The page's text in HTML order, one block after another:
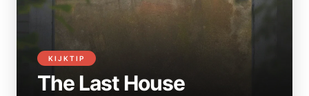
KIJKTIP
The Last House